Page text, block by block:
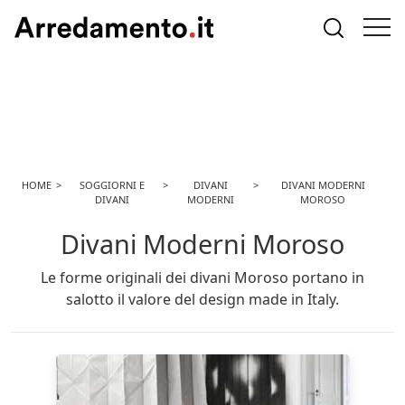
HOME
SOGGIORNI E
DIVANI
DIVANI
MODERNI
DIVANI MODERNI
MOROSO
Divani Moderni Moroso
Le forme originali dei divani Moroso portano in
salotto il valore del design made in Italy.